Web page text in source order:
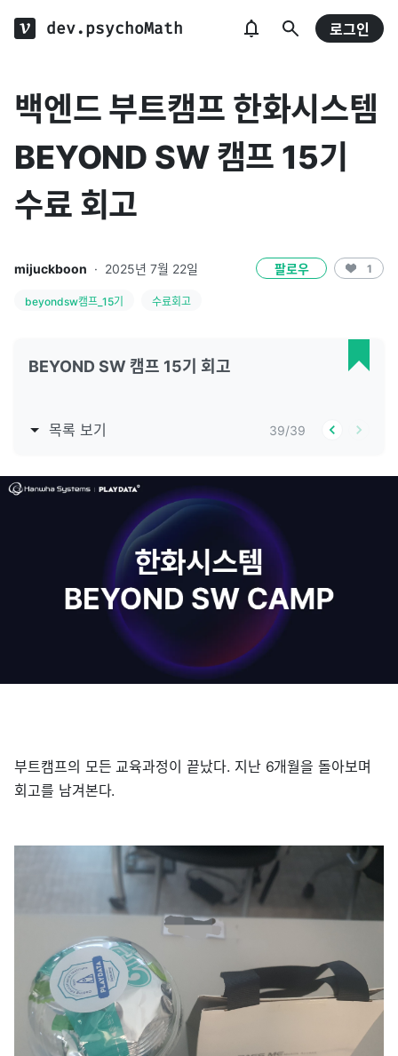
dev.psychoMath 로그인
백엔드 부트캠프 한화시스템
BEYOND SW 캠프 15기
수료 회고
mijuckboon · 2025년 7월 22일 팔로우 1
beyondsw캠프_15기 수료회고
BEYOND SW 캠프 15기 회고
목록 보기 39/39
부트캠프의 모든 교육과정이 끝났다. 지난 6개월을 돌아보며
회고를 남겨본다.